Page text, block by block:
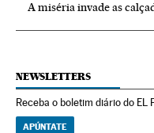
A miséria invade as
NEWSLETTERS
Receba o boletim diário do EL
APÚNTATE